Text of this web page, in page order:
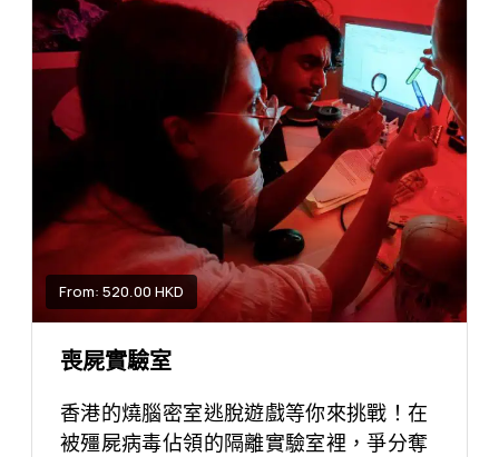
From: 520.00 HKD
喪屍實驗室
香港的燒腦密室逃脫遊戲等你來挑戰！在
被殭屍病毒佔領的隔離實驗室裡，爭分奪